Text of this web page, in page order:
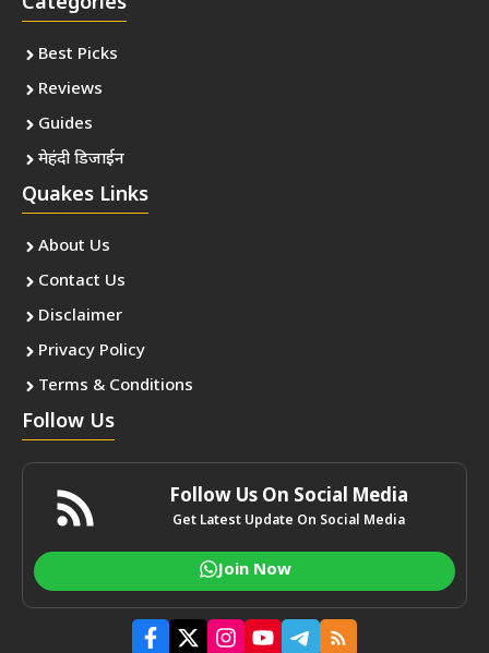
Best Picks
Reviews
Guides
मेहंदी डिजाईन
Quakes Links
About Us
Contact Us
Disclaimer
Privacy Policy
Terms & Conditions
Follow Us
Follow Us On Social Media
Get Latest Update On Social Media
Join Now